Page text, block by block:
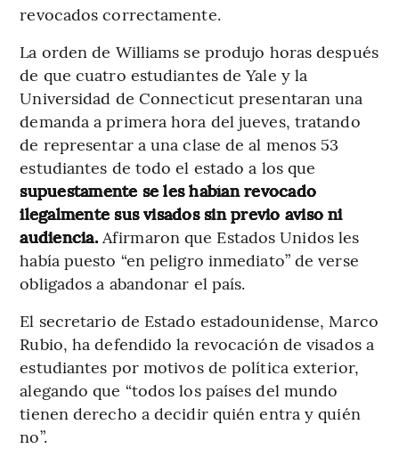
revocados correctamente.
La orden de Williams se produjo horas después
de que cuatro estudiantes de Yale y la
Universidad de Connecticut presentaran una
demanda a primera hora del jueves, tratando
de representar a una clase de al menos 53
estudiantes de todo el estado a los que
supuestamente se les habían revocado
ilegalmente sus visados sin previo aviso ni
audiencia.Afirmaron que Estados Unidos les
había puesto “en peligro inmediato” de verse
obligados a abandonar el país.
El secretario de Estado estadounidense, Marco
Rubio, ha defendido la revocación de visados a
estudiantes por motivos de política exterior,
alegando que “todos los países del mundo
tienen derecho a decidir quién entra y quién
no”.